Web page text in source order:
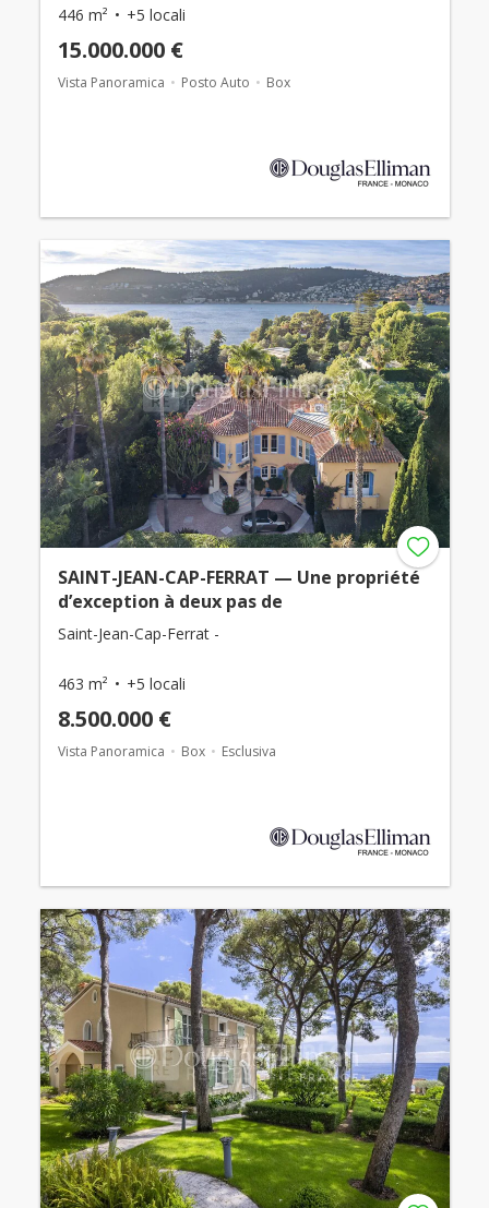
446 m² +5 locali
15.000.000 €
Vista Panoramica Posto Auto Box
SAINT-JEAN-CAP-FERRAT — Une propriété
d’exception à deux pas de
Saint-Jean-Cap-Ferrat -
463 m² +5 locali
8.500.000 €
Vista Panoramica Box Esclusiva